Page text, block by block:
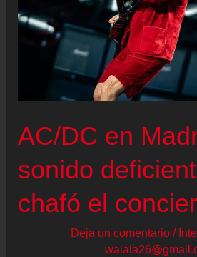
Osbourne
AC/DC en
sonido
chafó el
Deja un comentario /